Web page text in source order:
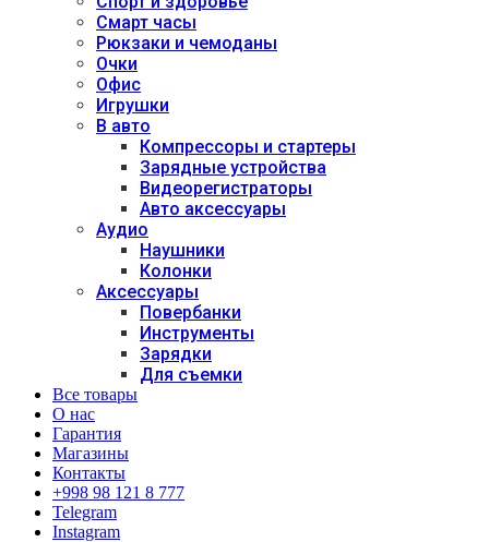
Смарт часы
Рюкзаки и чемоданы
Очки
Офис
Игрушки
В авто
Компрессоры и стартеры
Зарядные устройства
Видеорегистраторы
Авто аксессуары
Аудио
Наушники
Колонки
Аксессуары
Повербанки
Инструменты
Зарядки
Для съемки
Все товары
О нас
Гарантия
Магазины
Контакты
+998 98 121 8 777
Telegram
Instagram